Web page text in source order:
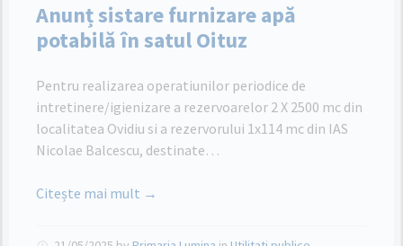
Anunț sistare furnizare apă
potabilă în satul Oituz
Pentru realizarea operatiunilor periodice de
intretinere/igienizare a rezervoarelor 2 X 2500 mc din
localitatea Ovidiu si a rezervorului 1x114 mc din IAS
Nicolae Balcescu, destinate…
Citește mai mult →